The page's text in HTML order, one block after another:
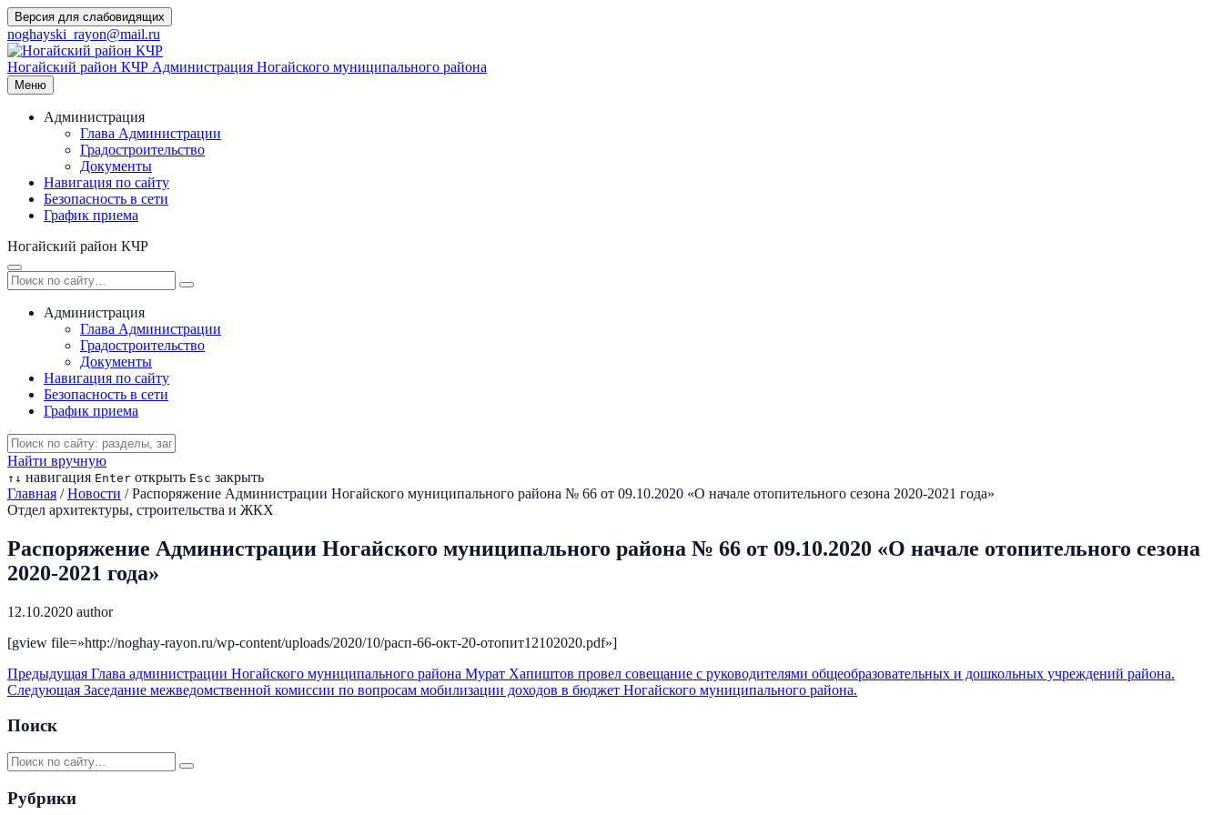
Перейти
к
содержимому
Версия для слабовидящих
noghayski_rayon@mail.ru
Ногайский район КЧР Администрация Ногайского муниципального района
Меню
Администрация
Глава Администрации
Градостроительство
Документы
Навигация по сайту
Безопасность в сети
График приема
Ногайский район КЧР
Администрация
Глава Администрации
Градостроительство
Документы
Навигация по сайту
Безопасность в сети
График приема
Найти вручную
↑ ↓ навигация Enter открыть Esc закрыть
Главная / Новости / Распоряжение Администрации Ногайского муниципального района № 66 от 09.10.2020 «О начале отопительного сезона 2020-2021 года»
Отдел архитектуры, строительства и ЖКХ
Распоряжение Администрации Ногайского муниципального района № 66 от 09.10.2020 «О начале отопительного сезона
2020-2021 года»
12.10.2020 author
[gview file=»http://noghay-rayon.ru/wp-content/uploads/2020/10/расп-66-окт-20-отопит12102020.pdf»]
Предыдущая Глава администрации Ногайского муниципального района Мурат Хапиштов провел совещание с руководителями общеобразовательных и дошкольных учреждений района.
Следующая Заседание межведомственной комиссии по вопросам мобилизации доходов в бюджет Ногайского муниципального района.
Поиск
Рубрики